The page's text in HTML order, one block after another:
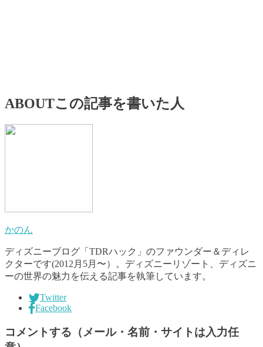
ABOUTこの記事を書いた人
かのん
ディズニーブログ「TDRハック」のファウンダー＆ディレ
クターです(2012月5月〜）。ディズニーリゾート、ディズニ
ーの世界の魅力を伝える記事を執筆しています。
Twitter
Facebook
コメントする（メール・名前・サイトは入力任